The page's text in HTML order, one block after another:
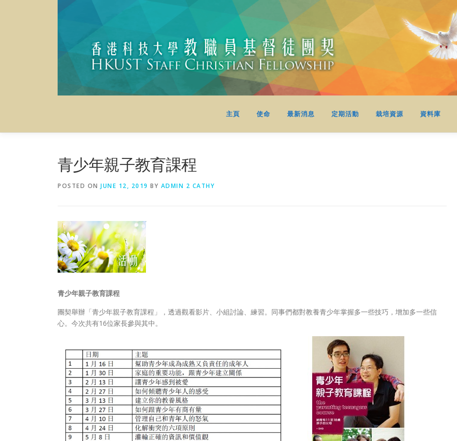
主頁 使命 最新消息 定期活動 栽培資源 資料庫
青少年親子教育課程
POSTED ON JUNE 12, 2019 BY ADMIN 2 CATHY
青少年親子教育課程
團契舉辦「青少年親子教育課程」，透過觀看影片、小組討論、練習。同事們都對教養青少年掌握多一些技巧，增加多一些信
心。今次共有16位家長參與其中。